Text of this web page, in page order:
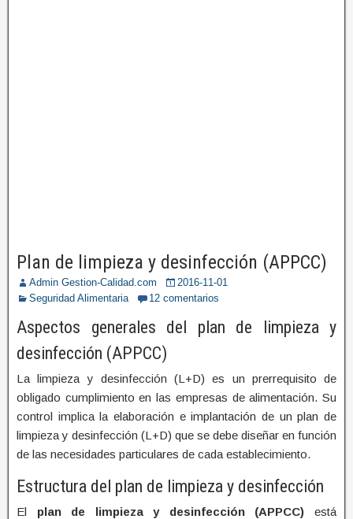
Plan de limpieza y desinfección (APPCC)
Admin Gestion-Calidad.com
2016-11-01
Seguridad Alimentaria
12 comentarios
Aspectos generales del plan de limpieza y
desinfección (APPCC)
La limpieza y desinfección (L+D) es un prerrequisito de
obligado cumplimiento en las empresas de alimentación. Su
control implica la elaboración e implantación de un plan de
limpieza y desinfección (L+D) que se debe diseñar en función
de las necesidades particulares de cada establecimiento.
Estructura del plan de limpieza y desinfección
El plan de limpieza y desinfección (APPCC) está